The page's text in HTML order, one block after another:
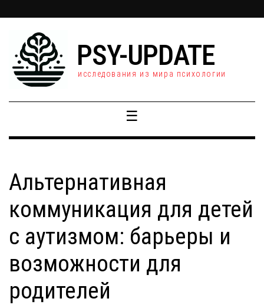
PSY-UPDATE
исследования из мира психологии
☰
Альтернативная
коммуникация для детей
с аутизмом: барьеры и
возможности для
родителей